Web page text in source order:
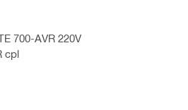
700-AVR 220V
cpl